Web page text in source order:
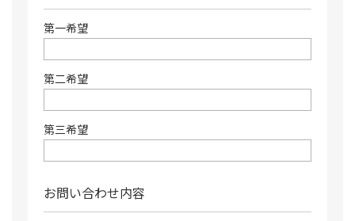
第一希望
第二希望
第三希望
お問い合わせ内容